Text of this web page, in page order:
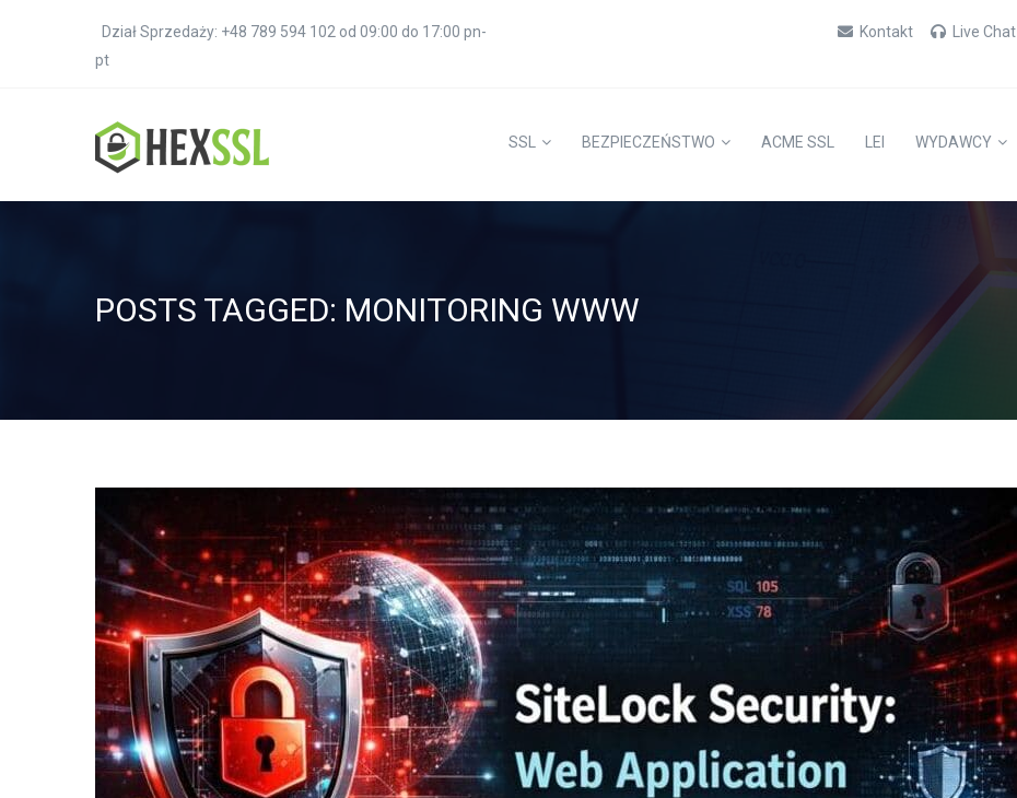
Dział Sprzedaży: +48 789 594 102 od 09:00 do 17:00 pn-
pt
Kontakt Live Chat
SSL BEZPIECZEŃSTWO ACME SSL LEI WYDAWCY
POSTS TAGGED: MONITORING WWW